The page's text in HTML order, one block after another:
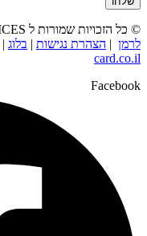
© כל הזכויות שמורות ל ONETECH SERVICES |
לרמן | הצהרת נגישות | בלוג |
card.co.il
Facebook